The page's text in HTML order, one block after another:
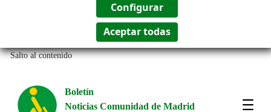
Salto al contenido
Boletín
Noticias Comunidad de Madrid